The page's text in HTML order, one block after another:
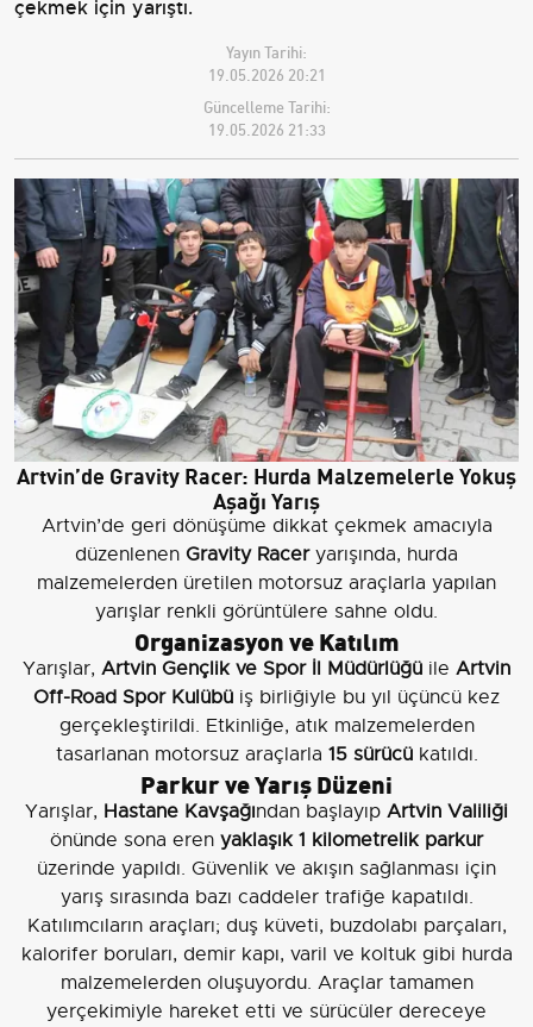
çekmek için yarıştı.
Yayın Tarihi:
19.05.2026 20:21
Güncelleme Tarihi:
19.05.2026 21:33
Artvin’de Gravity Racer: Hurda Malzemelerle Yokuş
Aşağı Yarış
Artvin’de geri dönüşüme dikkat çekmek amacıyla
düzenlenen Gravity Raceryarışında, hurda
malzemelerden üretilen motorsuz araçlarla yapılan
yarışlar renkli görüntülere sahne oldu.
Organizasyon ve Katılım
Yarışlar, Artvin Gençlik ve Spor İl Müdürlüğü ile Artvin
Off-Road Spor Kulübü iş birliğiyle bu yıl üçüncü kez
gerçekleştirildi. Etkinliğe, atık malzemelerden
tasarlanan motorsuz araçlarla 15 sürücükatıldı.
Parkur ve Yarış Düzeni
Yarışlar, Hastane Kavşağından başlayıp Artvin Valiliği
önünde sona eren yaklaşık 1 kilometrelik parkur
üzerinde yapıldı. Güvenlik ve akışın sağlanması için
yarış sırasında bazı caddeler trafiğe kapatıldı.
Katılımcıların araçları; duş küveti, buzdolabı parçaları,
kalorifer boruları, demir kapı, varil ve koltuk gibi hurda
malzemelerden oluşuyordu. Araçlar tamamen
yerçekimiyle hareket etti ve sürücüler dereceye